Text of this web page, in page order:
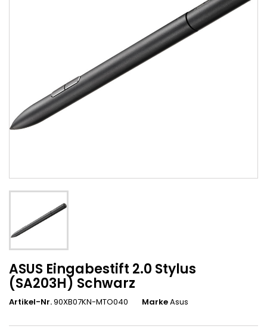
ASUS Eingabestift 2.0 Stylus
(SA203H) Schwarz
Artikel-Nr.90XB07KN-MTO040 MarkeAsus